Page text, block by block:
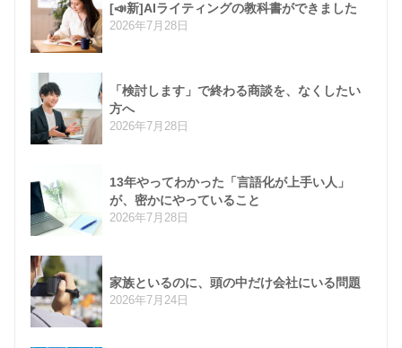
[📣新]AIライティングの教科書ができました
2026年7月28日
「検討します」で終わる商談を、なくしたい
方へ
2026年7月28日
13年やってわかった「言語化が上手い人」
が、密かにやっていること
2026年7月28日
家族といるのに、頭の中だけ会社にいる問題
2026年7月24日